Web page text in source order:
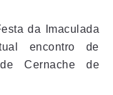
da Imaculada
encontro de
Cernache de